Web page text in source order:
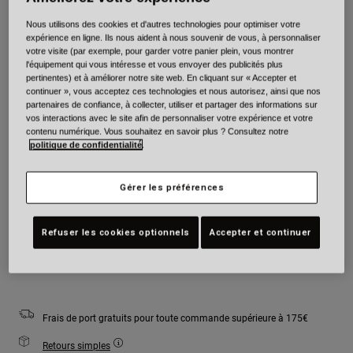
Couleur -Rouge/Blanc
sélectionné
Taille
Youth
Ajouter au panier
Frais de port gratuits pour toute commande supérieure à 175€
Retours simples
Nous utilisons des cookies et d'autres technologies pour optimiser votre
expérience en ligne. Ils nous aident à nous souvenir de vous, à personnaliser
votre visite (par exemple, pour garder votre panier plein, vous montrer
l'équipement qui vous intéresse et vous envoyer des publicités plus
pertinentes) et à améliorer notre site web. En cliquant sur « Accepter et
continuer », vous acceptez ces technologies et nous autorisez, ainsi que nos
partenaires de confiance, à collecter, utiliser et partager des informations sur
vos interactions avec le site afin de personnaliser votre expérience et votre
contenu numérique. Vous souhaitez en savoir plus ? Consultez notre
politique de confidentialité
Gérer les préférences
Refuser les cookies optionnels Accepter et continuer